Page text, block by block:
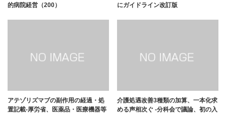
的病院経営（200）
にガイドライン改訂版
アテゾリズマブの副作用の経過・処
置記載-厚労省、医薬品・医療機器等
介護処遇改善3種類の加算、一本化求
める声相次ぐ -分科会で議論、初の入